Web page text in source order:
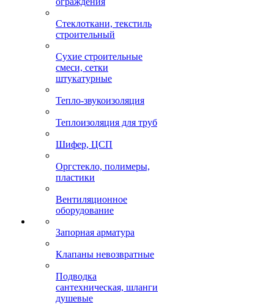
Стеклоткани, текстиль
строительный
Сухие строительные
смеси, сетки
штукатурные
Тепло-звукоизоляция
Теплоизоляция для труб
Шифер, ЦСП
Оргстекло, полимеры,
пластики
Вентиляционное
оборудование
Запорная арматура
Клапаны невозвратные
Подводка
сантехническая, шланги
душевые